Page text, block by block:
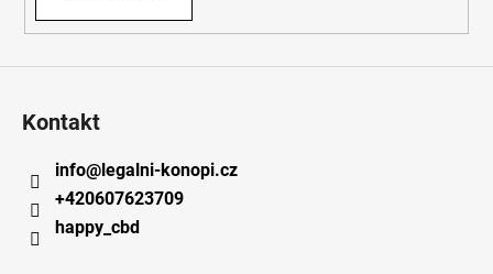
Kontakt
info@legalni-konopi.cz
+420607623709
happy_cbd